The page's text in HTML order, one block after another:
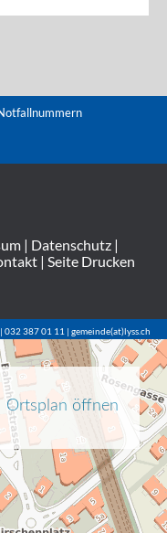
| Datenschutz|
| Seite Drucken
387 01 11 | gemeinde(at)lyss.ch